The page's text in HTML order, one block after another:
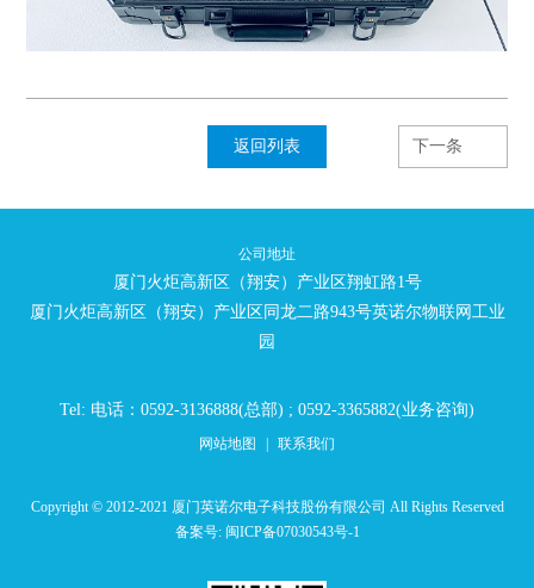
返回列表 下一条
公司地址
厦门火炬高新区（翔安）产业区翔虹路1号
厦门火炬高新区（翔安）产业区同龙二路943号英诺尔物联网工业
园
Tel: 电话：0592-3136888(总部) ; 0592-3365882(业务咨询)
网站地图 联系我们
Copyright © 2012-2021 厦门英诺尔电子科技股份有限公司 All Rights Reserved
备案号: 闽ICP备07030543号-1